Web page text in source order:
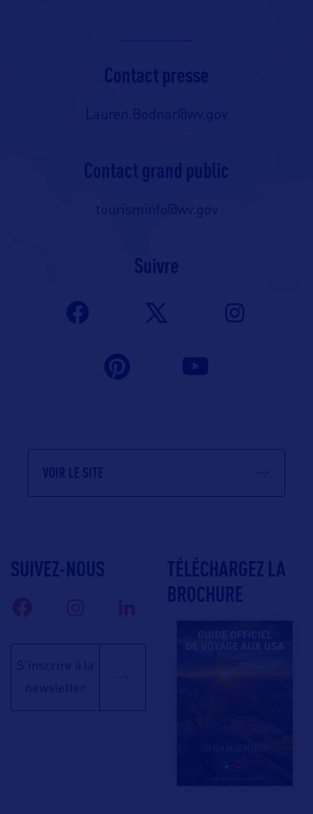
Contact presse
Lauren.Bodnar@wv.gov
Contact grand public
tourisminfo@wv.gov
Suivre
VOIR LE SITE
SUIVEZ-NOUS
S'inscrire à la
newsletter
TÉLÉCHARGEZ LA
BROCHURE